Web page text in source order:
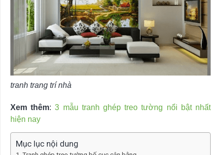
tranh trang trí nhà
Xem thêm:3 mẫu tranh ghép treo tường nổi bật nhất
hiện nay
Mục lục nội dung